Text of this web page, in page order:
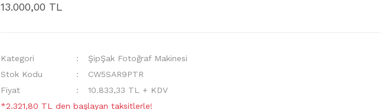
13.000,00 TL
Kategori
ŞipŞak Fotoğraf Makinesi
Stok Kodu
CW5SAR9PTR
Fiyat
10.833,33 TL + KDV
*2.321,80 TL den başlayan taksitlerle!